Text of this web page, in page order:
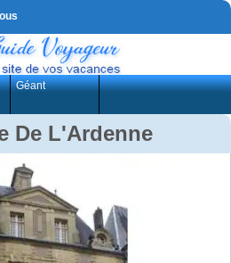
Géant
De L'Ardenne